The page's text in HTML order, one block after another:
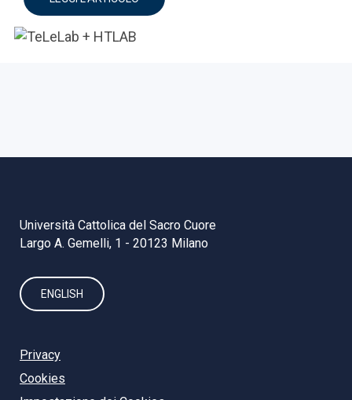
Università Cattolica del Sacro Cuore
Largo A. Gemelli, 1 - 20123 Milano
ENGLISH
Privacy
Cookies